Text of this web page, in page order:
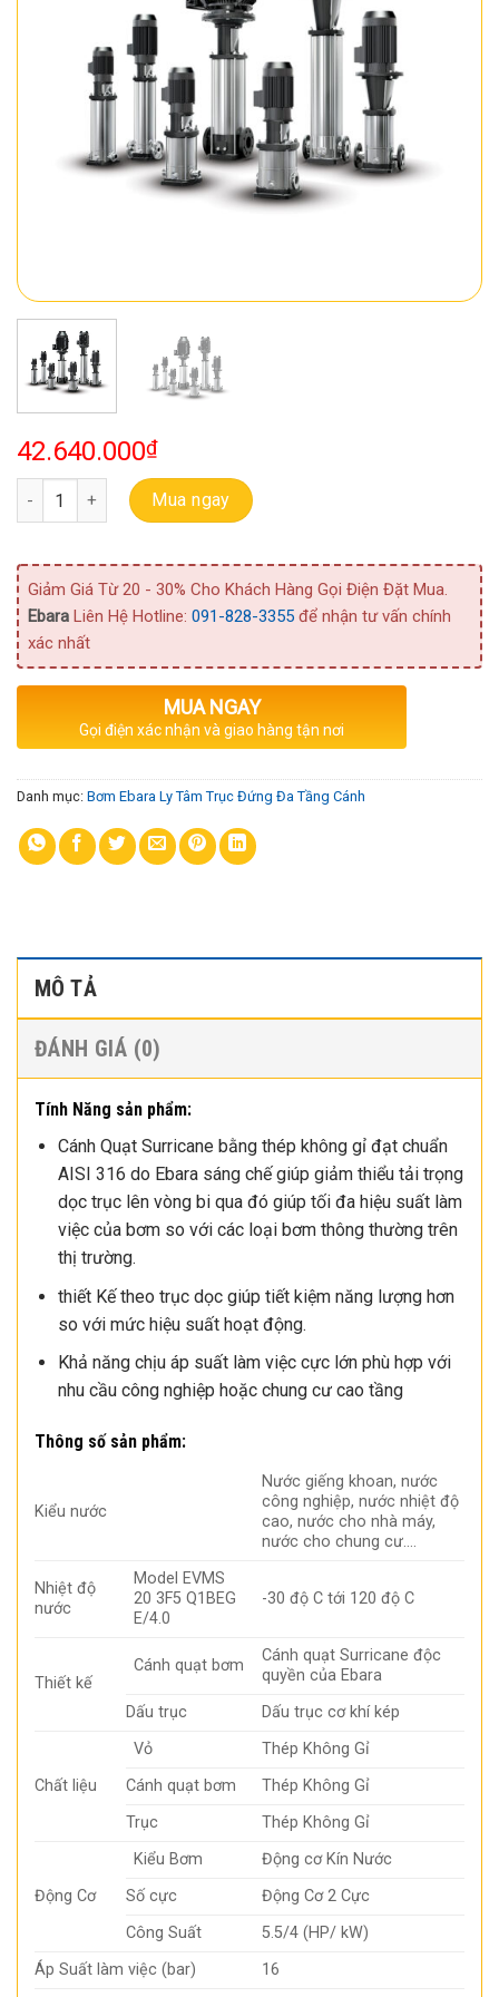
42.640.000₫
Bơm Đa Tầng Cánh Trục Đứng Ebara EVMS 20 3F5 Q1BEG E/4.0
Mua ngay
Giảm Giá Từ 20 - 30% Cho Khách Hàng Gọi Điện Đặt Mua.
Ebara Liên Hệ Hotline: 091-828-3355 để nhận tư vấn chính
xác nhất
MUA NGAY
Gọi điện xác nhận và giao hàng tận nơi
Danh mục: Bơm Ebara Ly Tâm Trục Đứng Đa Tầng Cánh
MÔ TẢ
ĐÁNH GIÁ (0)
Tính Năng sản phẩm:
Cánh Quạt Surricane bằng thép không gỉ đạt chuẩn
AISI 316 do Ebara sáng chế giúp giảm thiểu tải trọng
dọc trục lên vòng bi qua đó giúp tối đa hiệu suất làm
việc của bơm so với các loại bơm thông thường trên
thị trường.
thiết Kế theo trục dọc giúp tiết kiệm năng lượng hơn
so với mức hiệu suất hoạt động.
Khả năng chịu áp suất làm việc cực lớn phù hợp với
nhu cầu công nghiệp hoặc chung cư cao tầng
Thông số sản phẩm:
Kiểu nước
Nước giếng khoan, nước
công nghiệp, nước nhiệt độ
cao, nước cho nhà máy,
nước cho chung cư….
Nhiệt độ
nước
Model EVMS
20 3F5 Q1BEG
E/4.0
-30 độ C tới 120 độ C
Thiết kế
Cánh quạt bơm
Cánh quạt Surricane độc
quyền của Ebara
Dấu trục
Dấu trục cơ khí kép
Chất liệu
Vỏ
Thép Không Gỉ
Cánh quạt bơm
Thép Không Gỉ
Trục
Thép Không Gỉ
Động Cơ
Kiểu Bơm
Động cơ Kín Nước
Số cực
Động Cơ 2 Cực
Công Suất
5.5/4 (HP/ kW)
Áp Suất làm việc (bar)
16